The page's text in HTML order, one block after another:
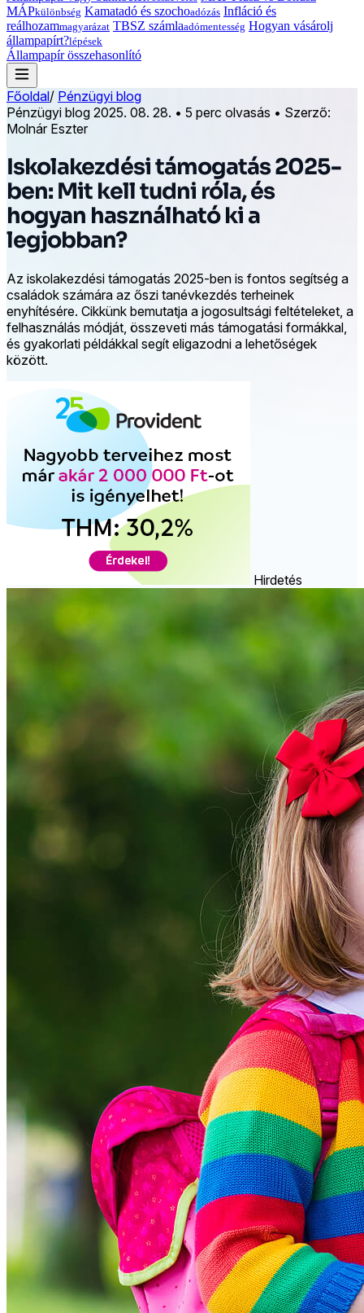
MÁPkülönbség Kamatadó és szochoadózás Infláció és
reálhozammagyarázat TBSZ számlaadómentesség Hogyan vásárolj
állampapírt?lépések
Állampapír összehasonlító
Főoldal/ Pénzügyi blog
Pénzügyi blog 2025. 08. 28. • 5 perc olvasás • Szerző:
Molnár Eszter
Iskolakezdési támogatás 2025-
ben: Mit kell tudni róla, és
hogyan használható ki a
legjobban?
Az iskolakezdési támogatás 2025-ben is fontos segítség a
családok számára az őszi tanévkezdés terheinek
enyhítésére. Cikkünk bemutatja a jogosultsági feltételeket, a
felhasználás módját, összeveti más támogatási formákkal,
és gyakorlati példákkal segít eligazodni a lehetőségek
között.
Hirdetés